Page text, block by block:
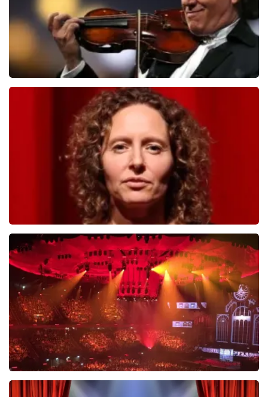
Andre Rieu
laatste 30 minuten
BESTEL NU
Esther van der Voort
488laatste 30 minuten
BESTEL NU
Vrienden Van Amstel Live